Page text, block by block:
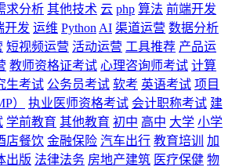
求分析 其他技术 云 php 算法 前端开发
开发 运维 Python AI 渠道运营 数据分析
短视频运营 活动运营 工具推荐 产品运
教师资格证考试 心理咨询师考试 计算
生考试 公务员考试 软考 英语考试 项目
）
执业医师资格考试 会计职称考试 建
学前教育 其他教育 初中 高中 大学 小学
店餐饮 金融保险 汽车出行 教育培训
加
出版 法律法务 房地产建筑 医疗保健 物